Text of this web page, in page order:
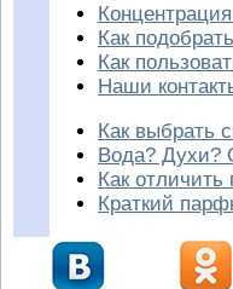
Как
Как
Наши
Как выбрать
Вода? Духи?
Как
Краткий